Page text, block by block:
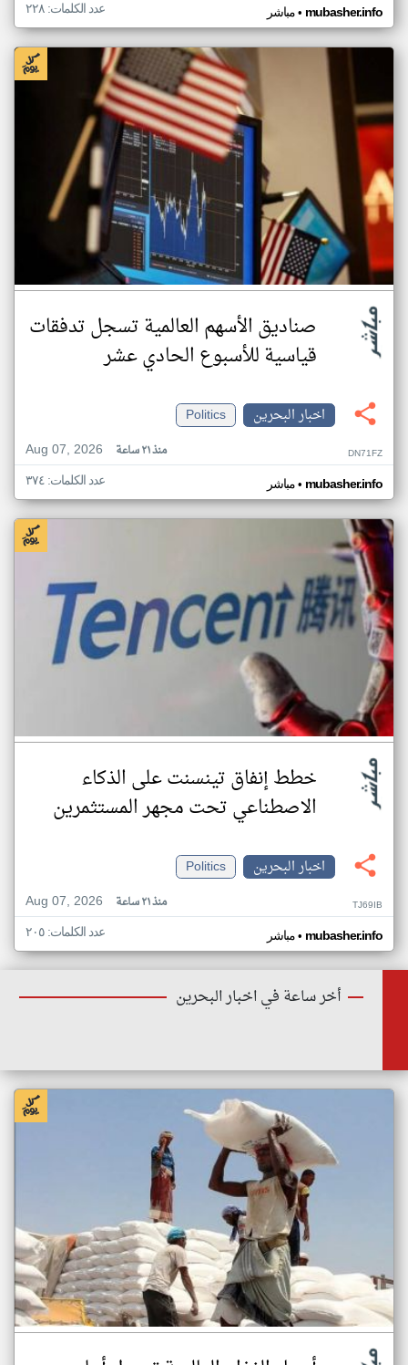
مباشر• mubasher.info عدد الكلمات: ٢٢٨
صناديق الأسهم العالمية تسجل تدفقات
قياسية للأسبوع الحادي عشر
اخبار البحرين
Politics
Aug 07, 2026
منذ ٢١ ساعة DN71FZ
مباشر• mubasher.info عدد الكلمات: ٣٧٤
خطط إنفاق تينسنت على الذكاء
الاصطناعي تحت مجهر المستثمرين
اخبار البحرين
Politics
Aug 07, 2026
منذ ٢١ ساعة TJ69IB
مباشر• mubasher.info عدد الكلمات: ٢٠٥
أخر ساعة في اخبار البحرين